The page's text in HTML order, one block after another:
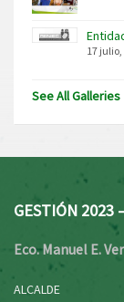
17 julio,
See All Galleries
GESTIÓN 2023
Eco. Manuel E.
ALCALDE